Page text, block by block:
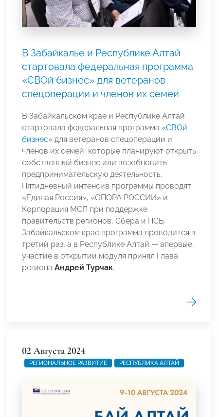
В Забайкалье и Республике Алтай
стартовала федеральная программа
«СВОй бизнес» для ветеранов
спецоперации и членов их семей
В Забайкальском крае и Республике Алтай
стартовала федеральная программа «СВОй
бизнес» для ветеранов спецоперации и
членов их семей, которые планируют открыть
собственный бизнес или возобновить
предпринимательскую деятельность.
Пятидневный интенсив программы проводят
«Единая Россия», «ОПОРА РОССИИ» и
Корпорация МСП при поддержке
правительств регионов, Сбера и ПСБ.
Забайкальском крае программа проводится в
третий раз, а в Республике Алтай — впервые,
участие в открытии модуля принял Глава
региона Андрей Турчак.
02 Августа 2024
РЕГИОНАЛЬНОЕ РАЗВИТИЕ РЕСПУБЛИКА АЛТАЙ